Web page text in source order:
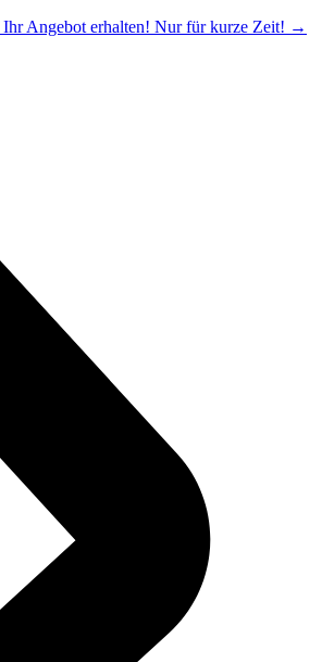
Ihr Angebot erhalten! Nur für kurze Zeit! →